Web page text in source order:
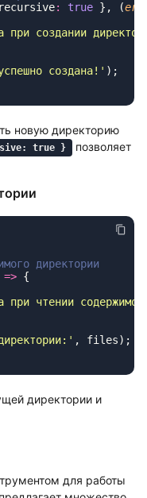
: true }, (err
при создании
создана! '
новую директорию
true }
позволяет
=>
при чтении
'
директории и
для работы